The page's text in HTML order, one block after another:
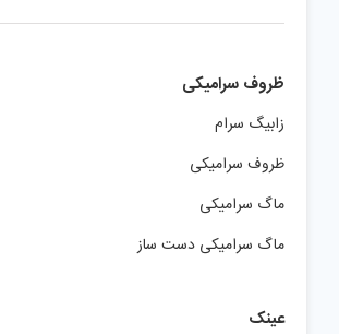
ظروف سرامیکی
زابیگ سرام
ظروف سرامیکی
ماگ سرامیکی
ماگ سرامیکی دست ساز
عینک